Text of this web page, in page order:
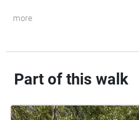
more
Part of this walk